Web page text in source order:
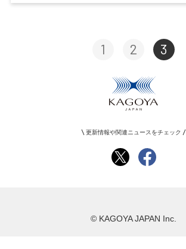
1 2 3
更新情報や関連ニュースをチェック
© KAGOYA JAPAN Inc.